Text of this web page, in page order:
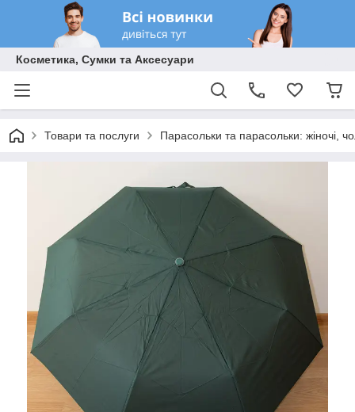
Косметика, Сумки та Аксесуари
Товари та послуги Парасольки та парасольки: жіночі,